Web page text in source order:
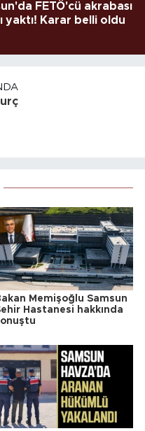
FETÖ'cü akrabası
yaktı! Karar belli oldu
Memişoğlu Samsun
Hastanesi hakkında